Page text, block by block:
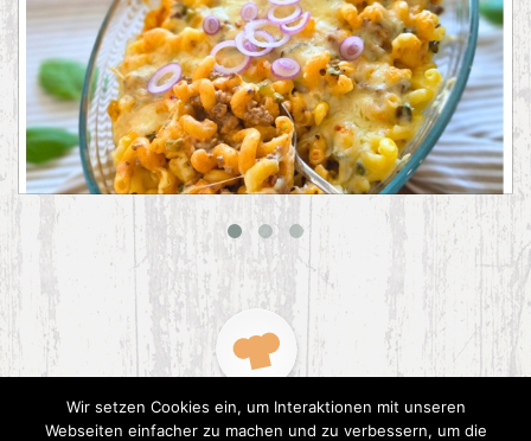
Big Mac Nudelauflauf
Wir setzen Cookies ein, um Interaktionen mit unseren
Webseiten einfacher zu machen und zu verbessern, um die